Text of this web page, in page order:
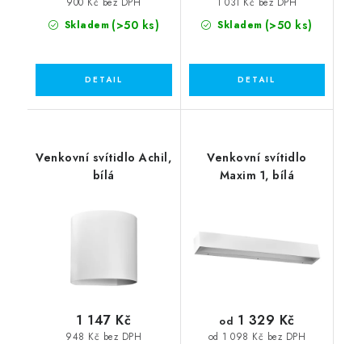
Skladem (>50 ks) Skladem (>50 ks)
Venkovní svítidlo Achil,
bílá
948 Kč bez DPH
1 147 Kč
Venkovní svítidlo
Maxim 1, bílá
od 1 098 Kč bez DPH
od 1 329 Kč